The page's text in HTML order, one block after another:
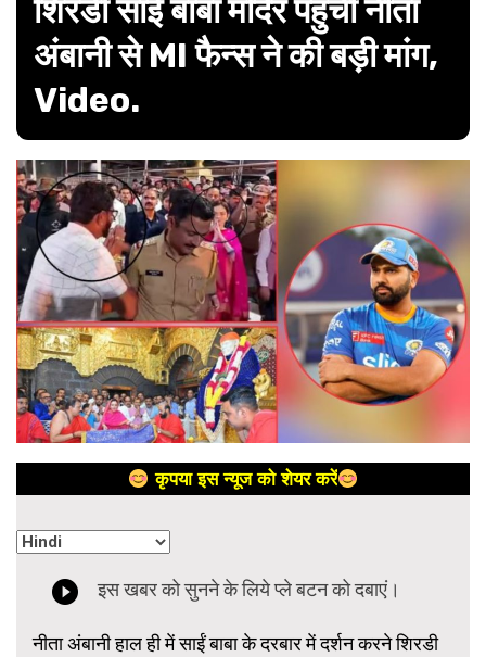
शिरडी साईं बाबा मंदिर पहुंची नीता
अंबानी से MI फैन्स ने की बड़ी मांग,
Video.
कृपया इस न्यूज को शेयर करें
नीता अंबानी हाल ही में साईं बाबा के दरबार में दर्शन करने शिरडी